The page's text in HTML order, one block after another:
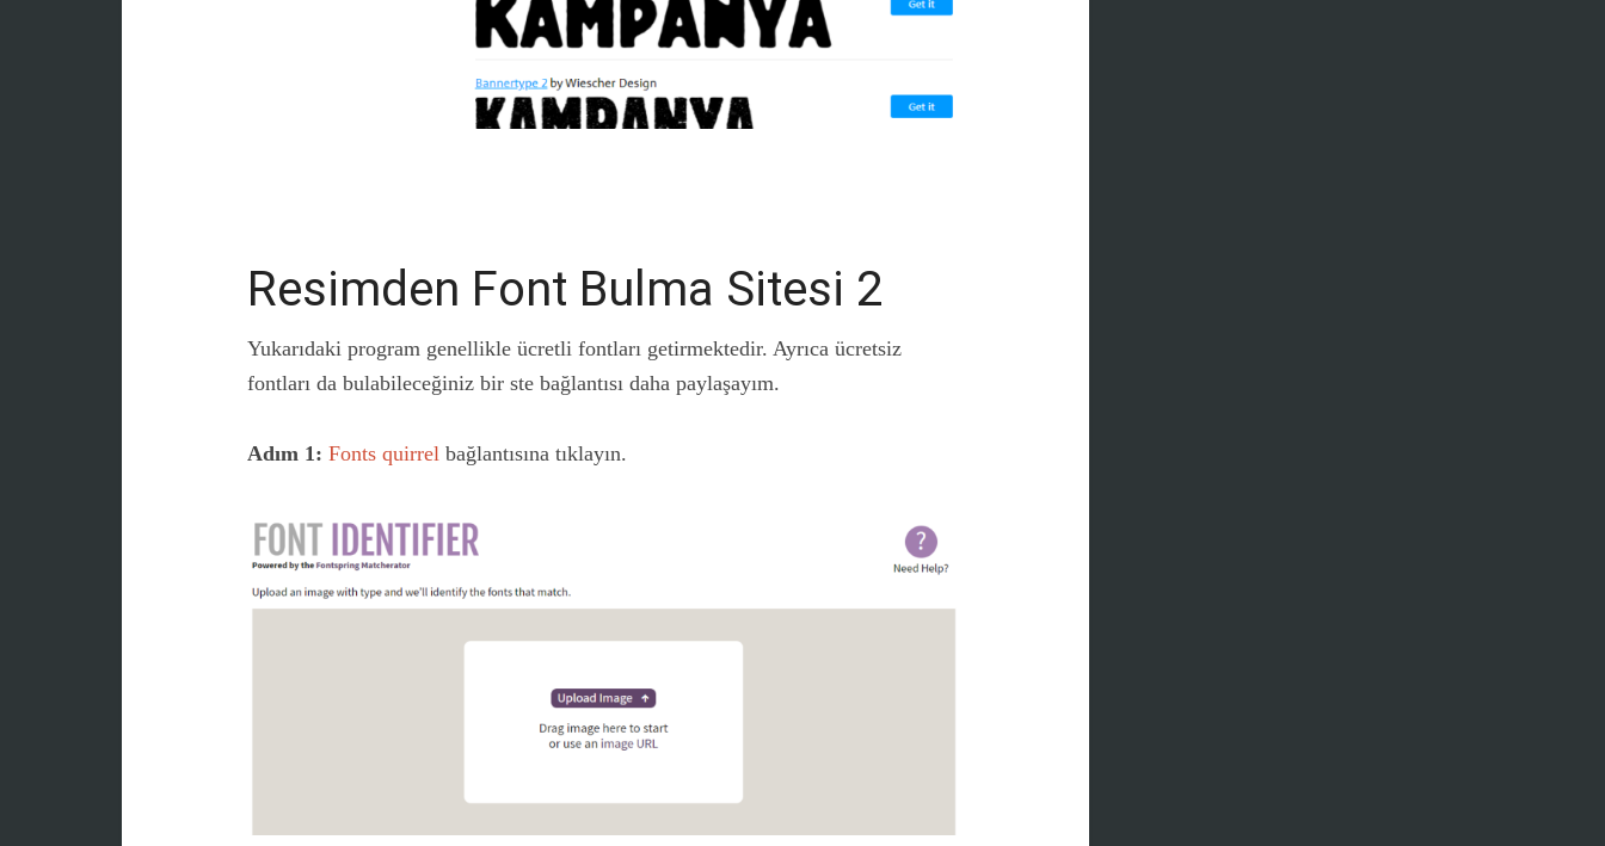
Resimden Font Bulma Sitesi 2
Yukarıdaki program genellikle ücretli fontları getirmektedir. Ayrıca ücretsiz
fontları da bulabileceğiniz bir ste bağlantısı daha paylaşayım.
Adım 1: Fonts quirrel bağlantısına tıklayın.